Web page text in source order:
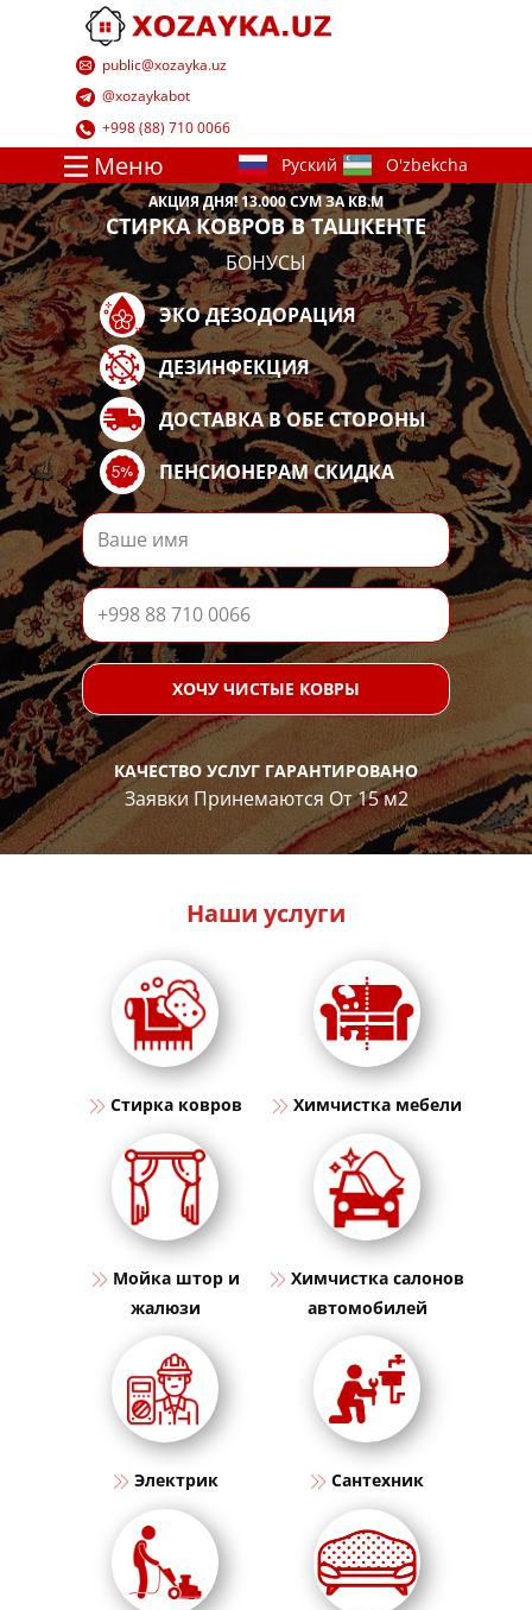
​public@xozayka.uz
​@xozayk​abot
​+998 (88) 710 0066
Меню
АКЦИЯ ДНЯ!​ 13.000 СУМ ЗА КВ.М
СТИРКА КОВРОВ В ТАШКЕНТЕ
БОНУС​Ы
ЭКО ДЕЗОДОРАЦИЯ
ДЕЗИНФЕКЦИЯ
ДОСТАВКА В ОБЕ СТОРОНЫ
ПЕНСИОНЕРАМ СКИДКА
ХОЧУ ЧИСТЫЕ КОВРЫ
КАЧЕСТВО УСЛУГ ГАРАНТИРОВАНО
Заявки Принемаются От 15 м2
Наши услуги
​Стирка ковров ​Химчистка мебели
​​Мойка штор и
жалюзи
​​Химчистка салонов
автомобилей
​​Электрик Сантехник